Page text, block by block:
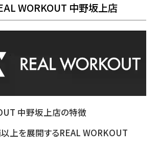
WORKOUT 中野坂上店
中野坂上店の特徴
上を展開するREAL WORKOUT